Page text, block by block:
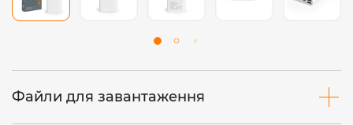
Файли для завантаження